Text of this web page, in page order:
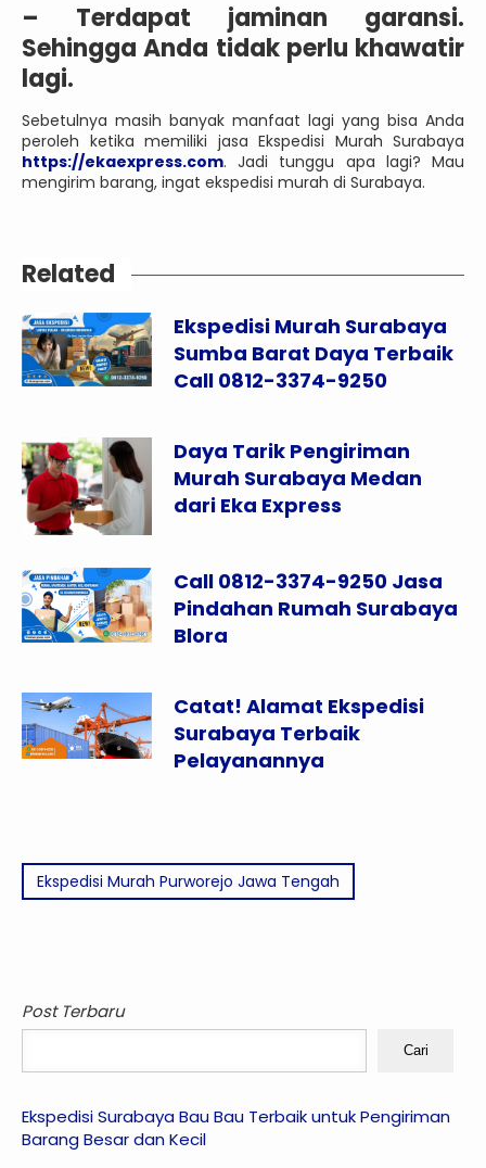
– Terdapat jaminan garansi.
Sehingga Anda tidak perlu khawatir
lagi.
Sebetulnya masih banyak manfaat lagi yang bisa Anda
peroleh ketika memiliki jasa Ekspedisi Murah Surabaya
https://ekaexpress.com. Jadi tunggu apa lagi? Mau
mengirim barang, ingat ekspedisi murah di Surabaya.
Related
Ekspedisi Murah Surabaya
Sumba Barat Daya Terbaik
Call 0812-3374-9250
Daya Tarik Pengiriman
Murah Surabaya Medan
dari Eka Express
Call 0812-3374-9250 Jasa
Pindahan Rumah Surabaya
Blora
Catat! Alamat Ekspedisi
Surabaya Terbaik
Pelayanannya
Ekspedisi Murah Purworejo Jawa Tengah
Post Terbaru
Cari
Ekspedisi Surabaya Bau Bau Terbaik untuk Pengiriman
Barang Besar dan Kecil